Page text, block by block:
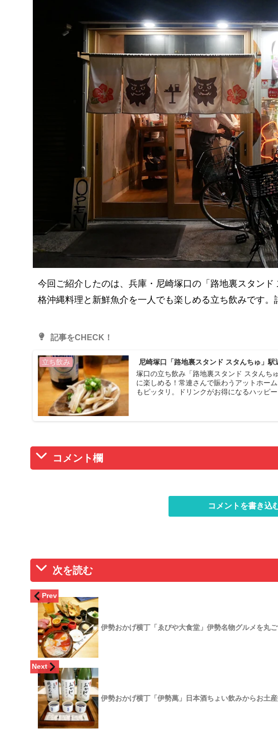
今回ご紹介したのは、兵庫・尼崎塚口の「路地裏スタン
格沖縄料理と新鮮魚介を一人でも楽しめる立ち飲みです。
記事をCHECK！
立ち飲み
尼崎塚口「路地裏スタンド スタんちゅ」
塚口の立ち飲み「路地裏スタンド スタんち
に楽しめる！常連さんで賑わうアットホー
もピッタリ。ドリンクがお得になるハッピ
コメント欄
コメントを書き込
次を読む
Prev
伊勢おかげ横丁「ゑびや大食堂」伊勢名物グルメを丸ご
Next
伊勢おかげ横丁「伊勢萬」日本酒ちょい飲みからお土産